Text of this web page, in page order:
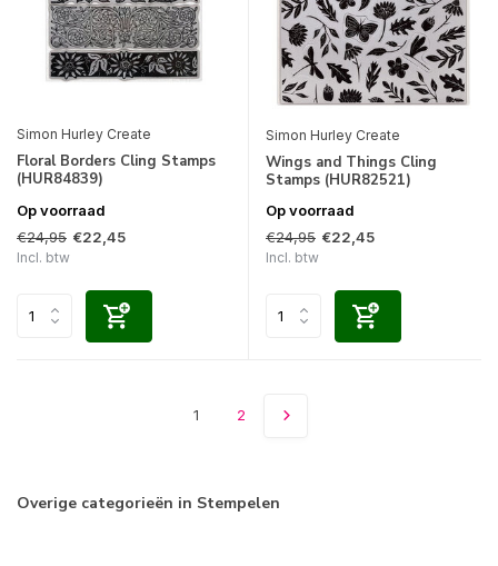
Simon Hurley Create
Floral Borders Cling Stamps
(HUR84839)
Op voorraad
€24,95 €22,45
Incl. btw
Simon Hurley Create
Wings and Things Cling
Stamps (HUR82521)
Op voorraad
€24,95 €22,45
Incl. btw
1 2
Overige categorieën in Stempelen